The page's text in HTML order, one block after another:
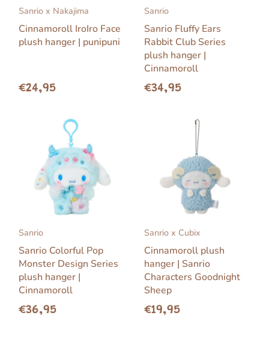
Sanrio x Nakajima
Cinnamoroll IroIro Face
plush hanger | punipuni
€24,95
Sanrio
Sanrio Fluffy Ears
Rabbit Club Series
plush hanger |
Cinnamoroll
€34,95
Sanrio
Sanrio Colorful Pop
Monster Design Series
plush hanger |
Cinnamoroll
€36,95
Sanrio x Cubix
Cinnamoroll plush
hanger | Sanrio
Characters Goodnight
Sheep
€19,95